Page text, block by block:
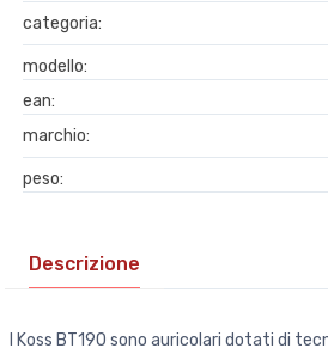
categoria:
modello:
ean:
marchio:
peso:
Descrizione
I Koss BT190 sono auricolari dotati di